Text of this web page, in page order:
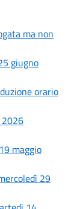
ma non
giugno
orario
2026
maggio
29